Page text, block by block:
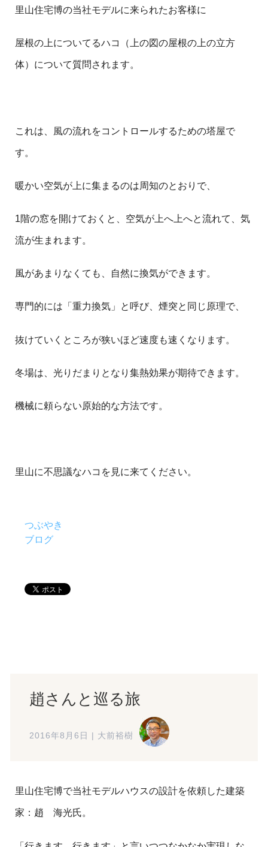
里山住宅博の当社モデルに来られたお客様に
屋根の上についてるハコ（上の図の屋根の上の立方
体）について質問されます。
これは、風の流れをコントロールするための塔屋で
す。
暖かい空気が上に集まるのは周知のとおりで、
1階の窓を開けておくと、空気が上へ上へと流れて、気
流が生まれます。
風があまりなくても、自然に換気ができます。
専門的には「重力換気」と呼び、煙突と同じ原理で、
抜けていくところが狭いほど速度も速くなります。
冬場は、光りだまりとなり集熱効果が期待できます。
機械に頼らない原始的な方法です。
里山に不思議なハコを見に来てください。
つぶやき
ブログ
趙さんと巡る旅
2016年8月6日 大前裕樹
里山住宅博で当社モデルハウスの設計を依頼した建築
家：趙 海光氏。